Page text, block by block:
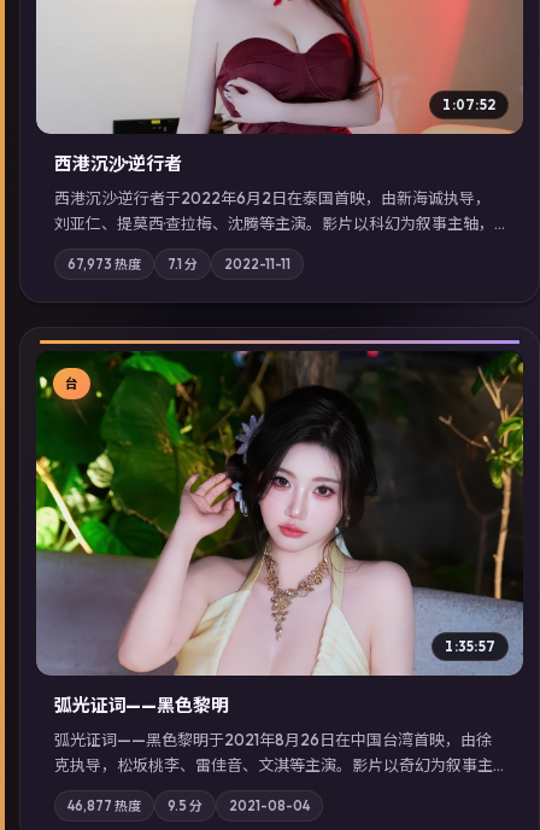
1:07:52
西港沉沙·逆行者
西港沉沙·逆行者于2022年6月2日在泰国首映，由新海诚执导，
刘亚仁、提莫西·查拉梅、沈腾等主演。影片以科幻为叙事主轴，
失踪人口档案牵出跨国灰色产业链；摄影与配乐强化地域气质；
站内亦可通过「国产免费观看高清电视剧在线看」延展检索同类
型高分佳作，畅享高清在线追剧体验。
67,973 热度 7.1 分 2022-11-11
▶
台
1:35:57
弧光证词——黑色黎明
弧光证词——黑色黎明于2021年8月26日在中国台湾首映，由徐
克执导，松坂桃李、雷佳音、文淇等主演。影片以奇幻为叙事主
轴，边境小镇的平静被一封匿名信彻底打破；摄影与配乐强化地
域气质；站内亦可通过「国产免费观看高清电视剧在线看」延展
46,877 热度 9.5 分 2021-08-04